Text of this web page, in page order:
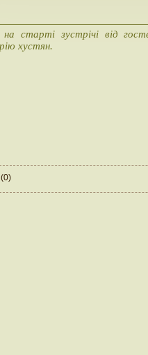
старті зустрічі від
хустян.
(0)